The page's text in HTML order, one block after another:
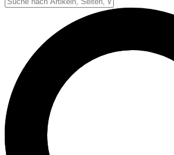
Strafen & Fouls
Schiedsrichter
Football Lexikon